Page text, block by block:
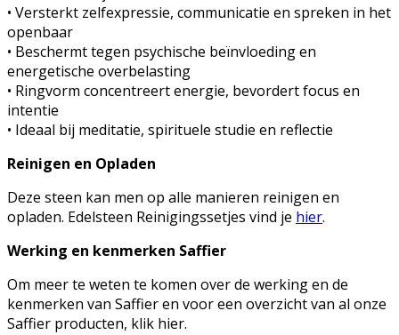
• Versterkt zelfexpressie, communicatie en spreken in het
openbaar
• Beschermt tegen psychische beïnvloeding en
energetische overbelasting
• Ringvorm concentreert energie, bevordert focus en
intentie
• Ideaal bij meditatie, spirituele studie en reflectie
Reinigen en Opladen
Deze steen kan men op alle manieren reinigen en
opladen. Edelsteen Reinigingssetjes vind je hier.
Werking en kenmerken Saffier
Om meer te weten te komen over de werking en de
kenmerken van Saffier en voor een overzicht van al onze
Saffier producten, klik hier.